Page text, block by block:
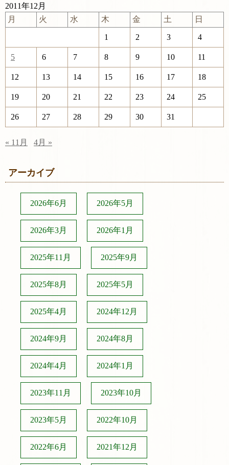
2011年12月
月
火 水 木 金 土 日
1 2 3 4
5 6 7 8 9 10 11
12 13 14 15 16 17 18
19 20 21 22 23 24 25
26 27 28 29 30 31
« 11月 4月 »
アーカイブ
2026年6月 2026年5月
2026年3月 2026年1月
2025年11月 2025年9月
2025年8月 2025年5月
2025年4月 2024年12月
2024年9月 2024年8月
2024年4月 2024年1月
2023年11月 2023年10月
2023年5月 2022年10月
2022年6月 2021年12月